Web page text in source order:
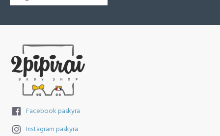
Facebook paskyra
Instagram paskyra